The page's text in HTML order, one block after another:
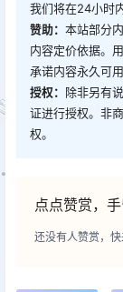
我们将在24小时
赞助： 本站部分
内容定价依据。
承诺内容永久可
授权： 除非另有
证进行授权。非
权。
点点赞赏，
还没有人赞赏，快